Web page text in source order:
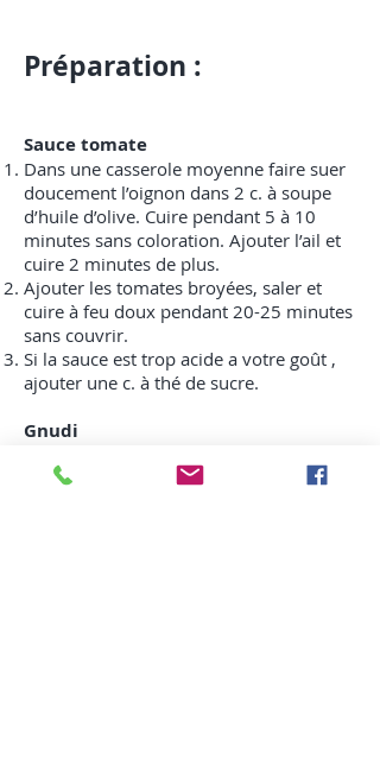
Préparation :
Sauce tomate
Dans une casserole moyenne faire suer
doucement l’oignon dans 2 c. à soupe
d’huile d’olive. Cuire pendant 5 à 10
minutes sans coloration. Ajouter l’ail et
cuire 2 minutes de plus.
Ajouter les tomates broyées, saler et
cuire à feu doux pendant 20-25 minutes
sans couvrir.
Si la sauce est trop acide a votre goût ,
ajouter une c. à thé de sucre.
Gnudi
ricotta, la farine tout usage, le